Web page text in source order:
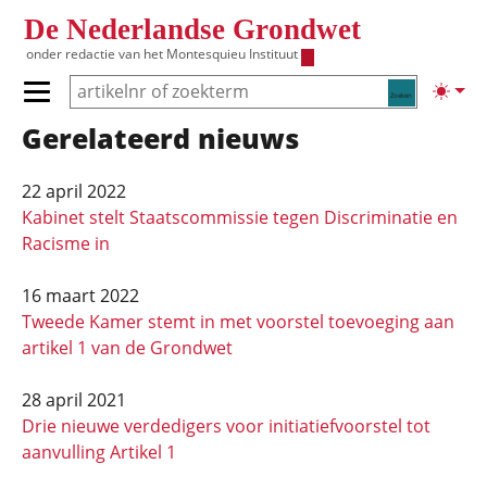
De Nederlandse Grondwet
onder redactie van het Montesquieu Instituut
Zoeken
Primair menu tonen/verbergen
Hoofdnavigatie
Gerela­teerd nieuws
22 april 2022
Kabinet stelt Staatscommissie tegen Discriminatie en
Racisme in
16 maart 2022
Tweede Kamer stemt in met voorstel toevoeging aan
artikel 1 van de Grondwet
28 april 2021
Drie nieuwe verdedigers voor initiatiefvoorstel tot
aanvulling Artikel 1